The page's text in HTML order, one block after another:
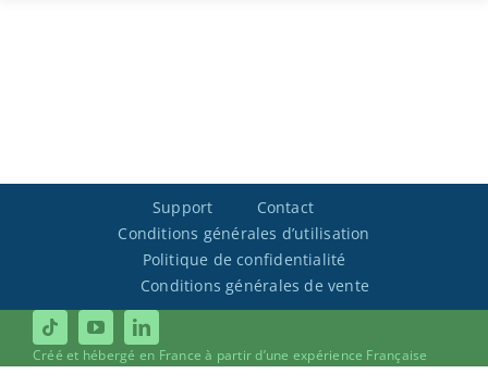
Support
Contact
Conditions générales d’utilisation
Politique de confidentialité
Conditions générales de vente
Créé et hébergé en France à partir d’une expérience Française